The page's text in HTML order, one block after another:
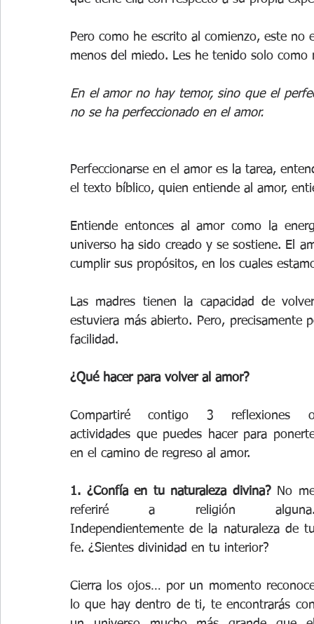
Pero como he escrito al comienzo, este
menos del miedo. Les he tenido solo como
En el amor no hay temor, sino que el
no se ha perfeccionado en el amor.
Perfeccionarse en el amor es la tarea,
el texto bíblico, quien entiende al amor,
Entiende entonces al amor como la
universo ha sido creado y se sostiene. El
cumplir sus propósitos, en los cuales
Las madres tienen la capacidad de
estuviera más abierto. Pero, precisamente
facilidad.
¿Qué hacer para volver al amor?
Compartiré contigo 3 reflexiones
actividades que puedes hacer para
en el camino de regreso al amor.
1. ¿Confía en tu naturaleza divina? No
referiré a religión
Independientemente de la naturaleza de
fe. ¿Sientes divinidad en tu interior?
Cierra los ojos… por un momento
lo que hay dentro de ti, te encontrarás